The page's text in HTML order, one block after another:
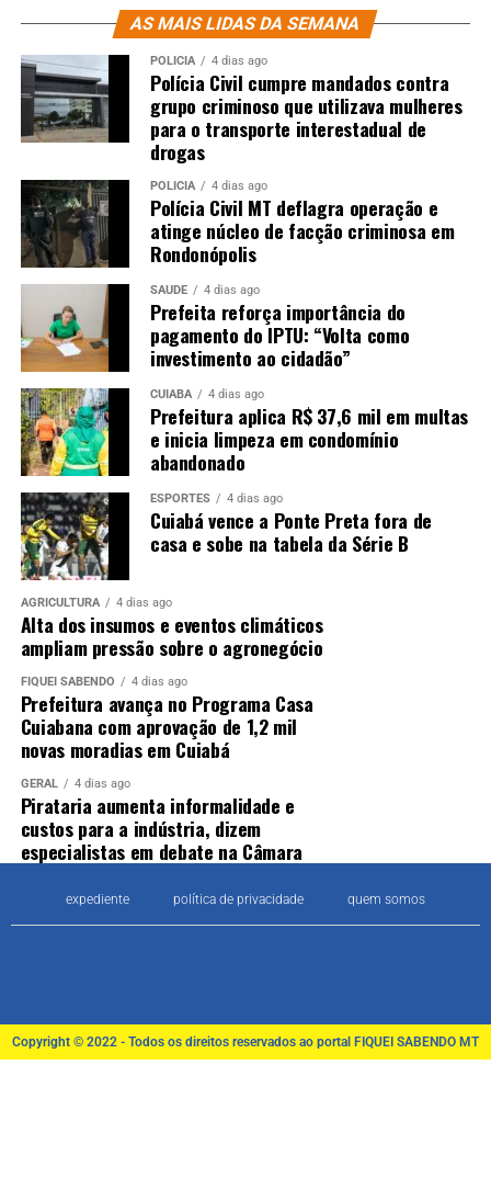
AS MAIS LIDAS DA SEMANA
POLÍCIA 4 dias ago
Polícia Civil cumpre mandados contra
grupo criminoso que utilizava mulheres
para o transporte interestadual de
drogas
POLÍCIA 4 dias ago
Polícia Civil MT deflagra operação e
atinge núcleo de facção criminosa em
Rondonópolis
SAÚDE 4 dias ago
Prefeita reforça importância do
pagamento do IPTU: “Volta como
investimento ao cidadão”
CUIABÁ 4 dias ago
Prefeitura aplica R$ 37,6 mil em multas
e inicia limpeza em condomínio
abandonado
ESPORTES 4 dias ago
Cuiabá vence a Ponte Preta fora de
casa e sobe na tabela da Série B
AGRICULTURA 4 dias ago
Alta dos insumos e eventos climáticos
ampliam pressão sobre o agronegócio
FIQUEI SABENDO 4 dias ago
Prefeitura avança no Programa Casa
Cuiabana com aprovação de 1,2 mil
novas moradias em Cuiabá
GERAL 4 dias ago
Pirataria aumenta informalidade e
custos para a indústria, dizem
especialistas em debate na Câmara
expediente política de privacidade quem somos
Copyright © 2022 - Todos os direitos reservados ao portal FIQUEI SABENDO MT